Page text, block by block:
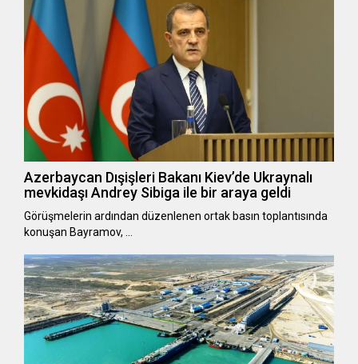
Azerbaycan Dışişleri Bakanı Kiev’de Ukraynalı
mevkidaşı Andrey Sibiga ile bir araya geldi
Görüşmelerin ardından düzenlenen ortak basın toplantısında
konuşan Bayramov, …